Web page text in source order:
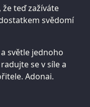
že teď zažíváte
svědomí
světle jednoho
se v síle a
Adonai.